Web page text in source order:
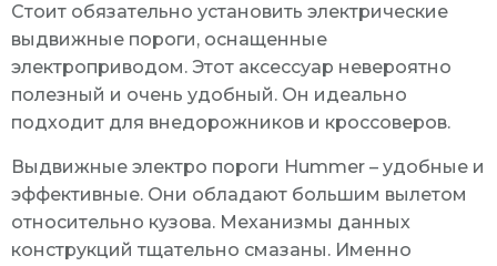
Стоит обязательно установить электрические
выдвижные пороги, оснащенные
электроприводом. Этот аксессуар невероятно
полезный и очень удобный. Он идеально
подходит для внедорожников и кроссоверов.
Выдвижные электро пороги Hummer – удобные и
эффективные. Они обладают большим вылетом
относительно кузова. Механизмы данных
конструкций тщательно смазаны. Именно